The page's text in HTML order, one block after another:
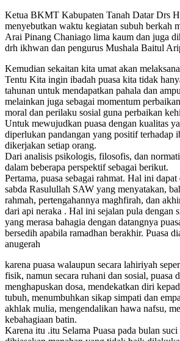
Ketua BKMT Kabupaten Tanah Datar Drs
menyebutkan waktu kegiatan subuh berkah
Arai Pinang Chaniago lima kaum dan juga
drh ikhwan dan pengurus Mushala Baitul
Kemudian sekaitan kita umat akan
Tentu Kita ingin ibadah puasa kita tidak
tahunan untuk mendapatkan pahala dan
melainkan juga sebagai momentum
moral dan perilaku sosial guna perbaikan
Untuk mewujudkan puasa dengan kualitas
diperlukan pandangan yang positif terhadap
dikerjakan setiap orang.
Dari analisis psikologis, filosofis, dan
dalam beberapa perspektif sebagai berikut.
Pertama, puasa sebagai rahmat. Hal ini
sabda Rasulullah SAW yang menyatakan,
rahmah, pertengahannya maghfirah, dan
dari api neraka . Hal ini sejalan pula dengan
yang merasa bahagia dengan datangnya
bersedih apabila ramadhan berakhir. Puasa
anugerah
karena puasa walaupun secara lahiriyah
fisik, namun secara ruhani dan sosial, puasa
menghapuskan dosa, mendekatkan diri
tubuh, menumbuhkan sikap simpati dan
akhlak mulia, mengendalikan hawa nafsu,
kebahagiaan batin.
Karena itu .itu Selama Puasa pada bulan